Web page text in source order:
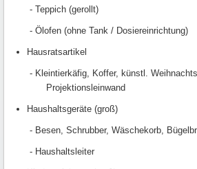
- Teppich (gerollt)
- Ölofen (ohne Tank / Dosiereinrichtung)
Hausratsartikel
- Kleintierkäfig, Koffer, künstl.
Projektionsleinwand
Haushaltsgeräte (groß)
- Besen, Schrubber, Wäschekorb,
- Haushaltsleiter